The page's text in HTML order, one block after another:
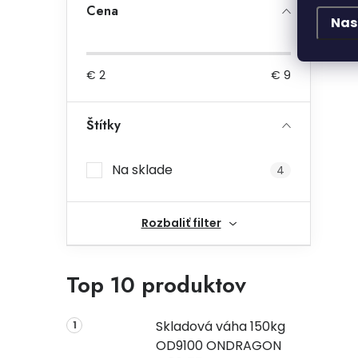
Cena
€ 2 € 9
Štítky
Na sklade 4
Rozbaliť filter
Top 10 produktov
Skladová váha 150kg
OD9100 ONDRAGON